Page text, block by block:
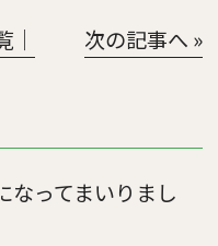
│ 次の記事へ »
なってまいりまし